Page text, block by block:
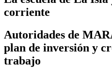
corriente
Autoridades de
plan de inversión y
trabajo